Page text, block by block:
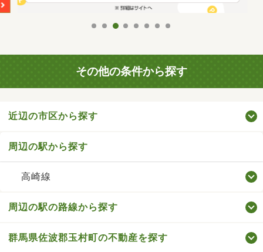
その他の条件から探す
近辺の市区から探す
周辺の駅から探す
高崎線
周辺の駅の路線から探す
群馬県佐波郡玉村町の不動産を探す